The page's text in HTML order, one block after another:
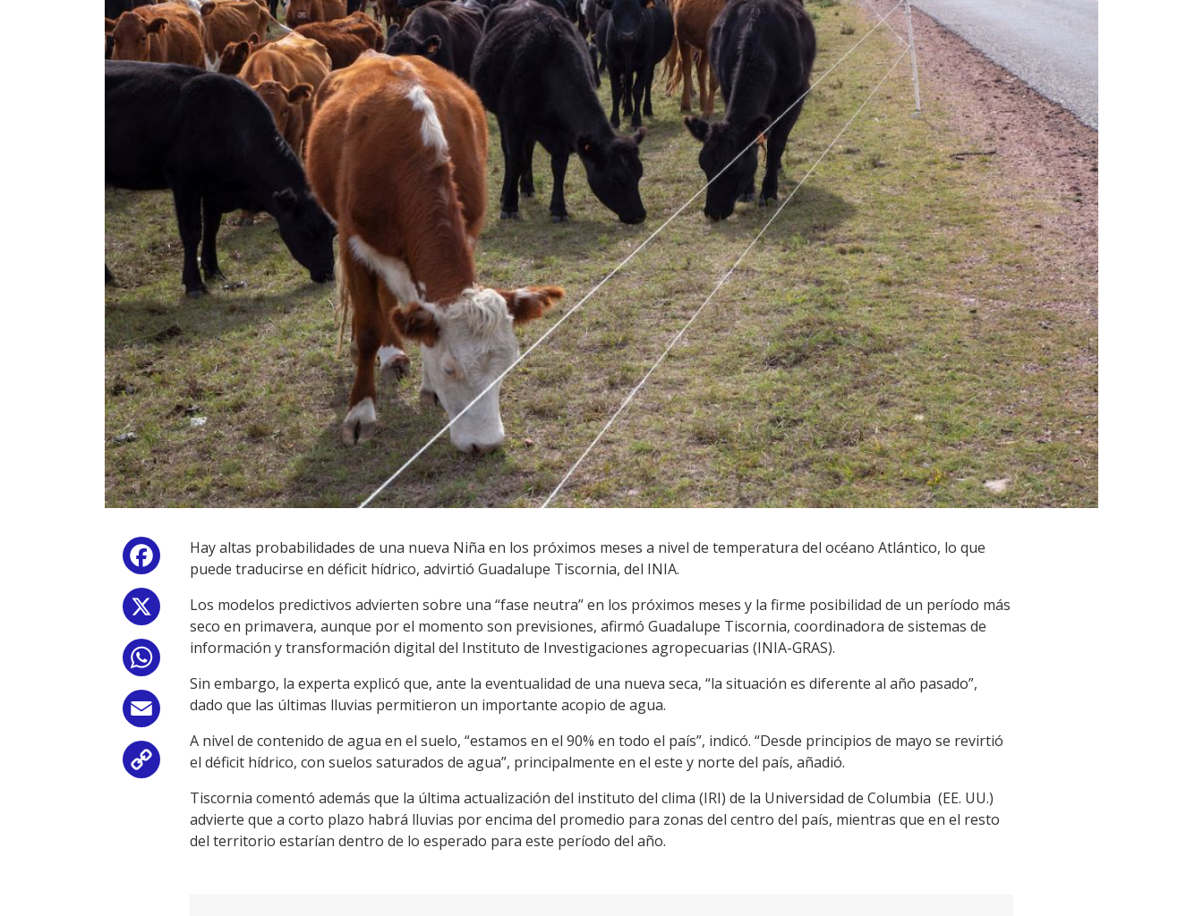
Facebook
Email
Copy
Link
Hay altas probabilidades de una nueva Niña en los próximos meses a nivel de temperatura del océano Atlántico, lo que
puede traducirse en déficit hídrico, advirtió Guadalupe Tiscornia, del INIA.
Los modelos predictivos advierten sobre una “fase neutra” en los próximos meses y la firme posibilidad de un período más
seco en primavera, aunque por el momento son previsiones, afirmó Guadalupe Tiscornia, coordinadora de sistemas de
información y transformación digital del Instituto de Investigaciones agropecuarias (INIA-GRAS).
Sin embargo, la experta explicó que, ante la eventualidad de una nueva seca, “la situación es diferente al año pasado”,
dado que las últimas lluvias permitieron un importante acopio de agua.
A nivel de contenido de agua en el suelo, “estamos en el 90% en todo el país”, indicó. “Desde principios de mayo se revirtió
el déficit hídrico, con suelos saturados de agua”, principalmente en el este y norte del país, añadió.
Tiscornia comentó además que la última actualización del instituto del clima (IRI) de la Universidad de Columbia (EE. UU.)
advierte que a corto plazo habrá lluvias por encima del promedio para zonas del centro del país, mientras que en el resto
del territorio estarían dentro de lo esperado para este período del año.